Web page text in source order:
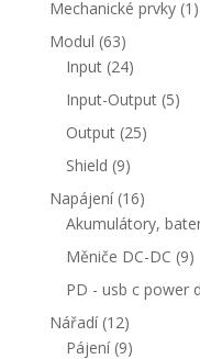
Mechanické prvky 1 1
Modul 6363
produktů
Input 2424
produktů
Input-Output 55
Output 2525
Shield 99
produktů
Napájení 1616
Akumulátory,
Měniče DC-DC 99
PD - usb c power
Nářadí 1212
produktů
Pájení 99